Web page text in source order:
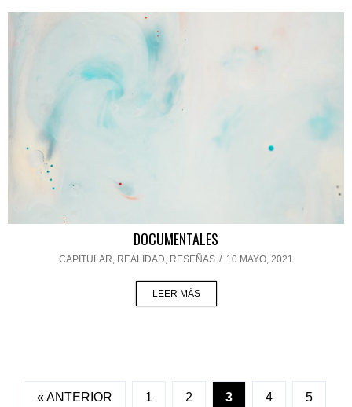
DOCUMENTALES
CAPITULAR, REALIDAD, RESEÑAS / 10 MAYO, 2021
LEER MÁS
« ANTERIOR 1 2 3 4 5